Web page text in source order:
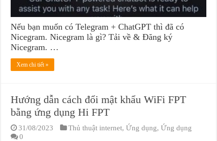
Nếu bạn muốn có Telegram + ChatGPT thì đã có
Nicegram. Nicegram là gì? Tải về & Đăng ký
Nicegram. …
Xem chi tiết »
Hướng dẫn cách đổi mật khẩu WiFi FPT
bằng ứng dụng Hi FPT
31/08/2023 Thủ thuật internet,Ứng dụng,Ứng dụng
0